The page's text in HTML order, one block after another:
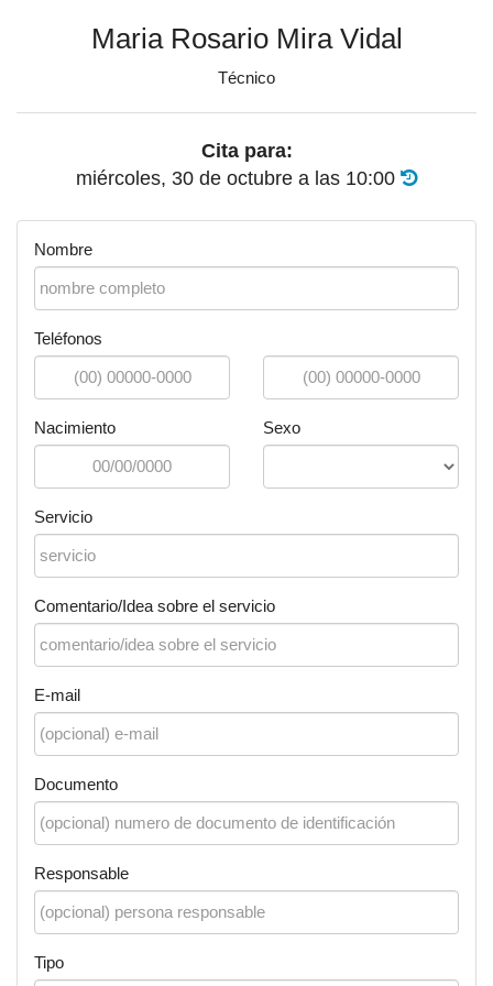
Maria Rosario Mira Vidal
Técnico
Cita para:
miércoles, 30 de octubre a las 10:00
Nombre
Teléfonos
Nacimiento Sexo
Servicio
Comentario/Idea sobre el servicio
E-mail
Documento
Responsable
Tipo